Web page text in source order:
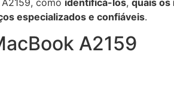
como identificá-los, quais os
especializados e confiáveis.
A2159